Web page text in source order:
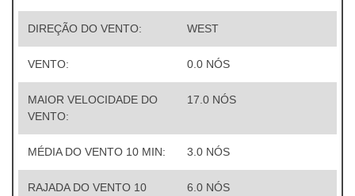
DIREÇÃO DO VENTO: WEST
VENTO: 0.0 NÓS
MAIOR VELOCIDADE DO
VENTO:
17.0 NÓS
MÉDIA DO VENTO 10 MIN: 3.0 NÓS
RAJADA DO VENTO 10
6.0 NÓS